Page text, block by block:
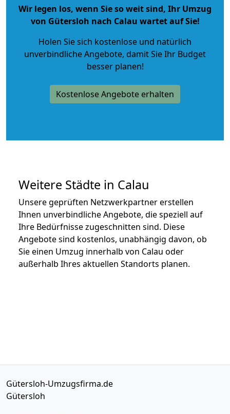
Wir legen los, wenn Sie so weit sind, Ihr Umzug
von Gütersloh nach Calau wartet auf Sie!
Holen Sie sich kostenlose und natürlich
unverbindliche Angebote, damit Sie Ihr Budget
besser planen!
Kostenlose Angebote erhalten
Weitere Städte in Calau
Unsere geprüften Netzwerkpartner erstellen
Ihnen unverbindliche Angebote, die speziell auf
Ihre Bedürfnisse zugeschnitten sind. Diese
Angebote sind kostenlos, unabhängig davon, ob
Sie einen Umzug innerhalb von Calau oder
außerhalb Ihres aktuellen Standorts planen.
Gütersloh-Umzugsfirma.de
Gütersloh